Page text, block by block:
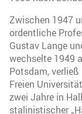
Zwischen 1947
ordentliche
Gustav Lange
wechselte 1949
Potsdam,
Freien
zwei Jahre in
stalinistischer